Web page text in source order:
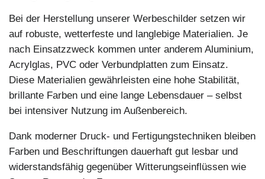
Bei der Herstellung unserer Werbeschilder setzen wir
auf robuste, wetterfeste und langlebige Materialien. Je
nach Einsatzzweck kommen unter anderem Aluminium,
Acrylglas, PVC oder Verbundplatten zum Einsatz.
Diese Materialien gewährleisten eine hohe Stabilität,
brillante Farben und eine lange Lebensdauer – selbst
bei intensiver Nutzung im Außenbereich.
Dank moderner Druck- und Fertigungstechniken bleiben
Farben und Beschriftungen dauerhaft gut lesbar und
widerstandsfähig gegenüber Witterungseinflüssen wie